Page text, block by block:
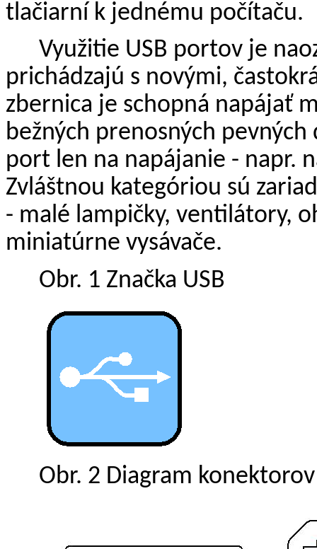
tlačiarní k jednému počítaču.
Využitie USB portov je
prichádzajú s novými,
zbernica je schopná napájať
bežných prenosných
port len na napájanie - napr.
Zvláštnou kategóriou sú
- malé lampičky, ventilátory,
miniatúrne vysávače.
Obr. 1 Značka USB
Obr. 2 Diagram